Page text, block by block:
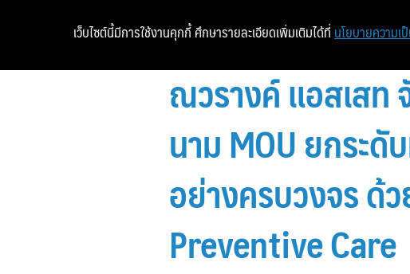
ณวรางค์ แอสเสท
นาม MOU ยกระ
อย่างครบวงจร ด้
Preventive Care
เว็บไซต์นี้มีการใช้งานคุกกี้ ศึกษารายละเอียดเพิ่มเติมได้ที่ นโยบายความเ